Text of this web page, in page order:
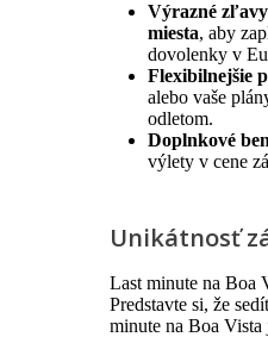
Výrazné zľavy
miesta, aby
dovolenky v
Flexibilnejšie
alebo vaše
odletom.
Doplnkové
výlety v cene
Unikátnosť
Last minute na Boa
Predstavte si, že
minute na Boa Vista